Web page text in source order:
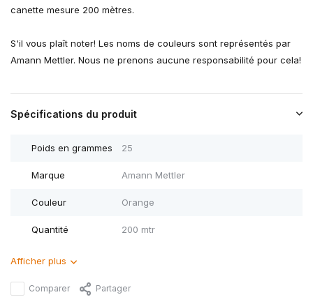
canette mesure 200 mètres.
S'il vous plaît noter! Les noms de couleurs sont représentés par
Amann Mettler. Nous ne prenons aucune responsabilité pour cela!
Spécifications du produit
Poids en grammes 25
Marque Amann Mettler
Couleur Orange
Quantité 200 mtr
Afficher plus
Comparer Partager